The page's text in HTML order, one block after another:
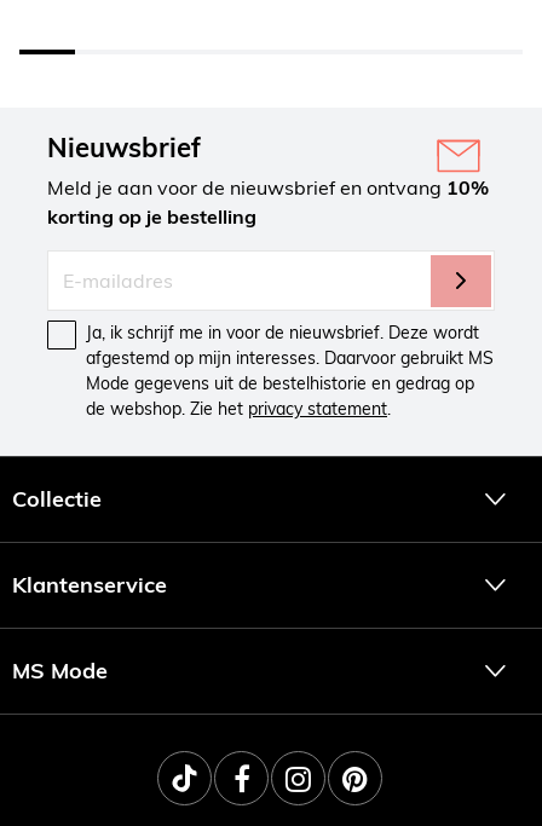
Nieuwsbrief
Meld je aan voor de nieuwsbrief en ontvang 10%
korting op je bestelling
Ja, ik schrijf me in voor de nieuwsbrief. Deze wordt
afgestemd op mijn interesses. Daarvoor gebruikt MS
Mode gegevens uit de bestelhistorie en gedrag op
de webshop. Zie het privacy statement.
Collectie
Klantenservice
MS Mode